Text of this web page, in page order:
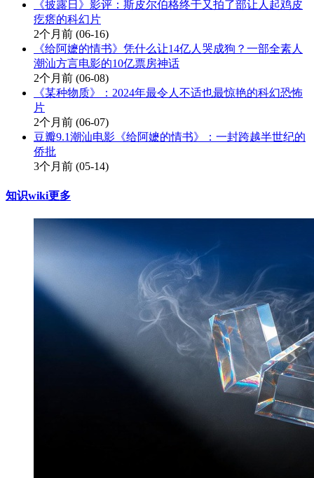
《披露日》影评：斯皮尔伯格终于又拍了部让人起鸡皮
疙瘩的科幻片
2个月前 (06-16)
《给阿嬷的情书》凭什么让14亿人哭成狗？一部全素人
潮汕方言电影的10亿票房神话
2个月前 (06-08)
《某种物质》：2024年最令人不适也最惊艳的科幻恐怖
片
2个月前 (06-07)
豆瓣9.1潮汕电影《给阿嬷的情书》：一封跨越半世纪的
侨批
3个月前 (05-14)
知识wiki更多